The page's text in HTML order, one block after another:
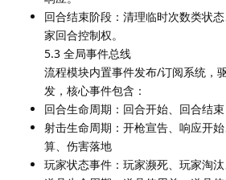
回合结束阶段：清理临时次数类状
家回合控制权。
5.3 全局事件总线
流程模块内置事件发布/订阅系统，
发，核心事件包含：
回合生命周期：回合开始、回合结束
射击生命周期：开枪宣告、响应开
算、伤害落地
玩家状态事件：玩家濒死、玩家淘